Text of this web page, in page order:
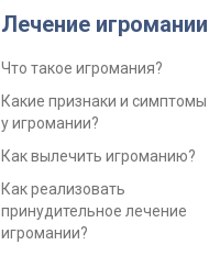
Лечение игромании
Что такое игромания?
Какие признаки и симптомы
у игромании?
Как вылечить игроманию?
Как реализовать
принудительное лечение
игромании?